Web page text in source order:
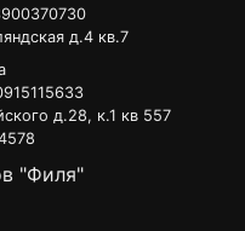
д.4 кв.7
д.28, к.1 кв 557
"Филя"